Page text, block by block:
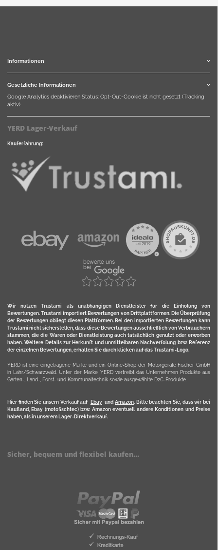
Informationen
Gesetzliche Informationen
Google Analytics deaktivieren Status: Opt-Out-Cookie ist nicht gesetzt (Tracking
aktiv)
YERD Lager-Verkauf
Kauferfahrung:
Wir nutzen Trustami als unabhängigen Dienstleister für die Einholung von
Bewertungen. Trustami importiert Bewertungen von Drittplattformen. Die Überprüfung
der Bewertungen obliegt diesen Plattformen. Bei den importierten Bewertungen kann
Trustami nicht sicherstellen, dass diese Bewertungen ausschließlich von Verbrauchern
stammen, die die Waren oder Dienstleistung auch tatsächlich genutzt oder erworben
haben. Weitere Details zur Herkunft und unmittelbaren Nachverfolung bzw. Referenz
der einzelnen Bewertungen, erhalten Sie durch klicken auf das Trustami-Logo.
YERD ist eine eingetragene Marke und ein Online-Shop der Motorgeräte Fischer GmbH
in Lahr/Schwarzwald. Unter der Marke YERD vertreibt das Unternehmen Produkte aus
Garten-, Land-, Forst- und Kommunaltechnik sowie ausgewählte D2C-Produkte.
Hier finden Sie unsern Verkauf auf Ebayund Amazon. Bitte beachten Sie, dass wir bei
Kaufland, Ebay (motofischtec) bzw. Amazon eventuell andere Konditionen und Preise
haben, als in unserem Lager-Direktverkauf.
Sicher, bequem und flexibel kaufen...